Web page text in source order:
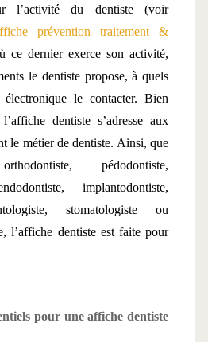
cabinet dentaire sur l’activité du dentiste (voir
prévention traitement &
ce dernier exerce son activité,
le dentiste propose, à quels
électronique le contacter. Bien
dentiste s’adresse aux
le métier de dentiste. Ainsi, que
pédodontiste,
implantodontiste,
stomatologiste ou
l’affiche dentiste est faite pour
pour une affiche dentiste